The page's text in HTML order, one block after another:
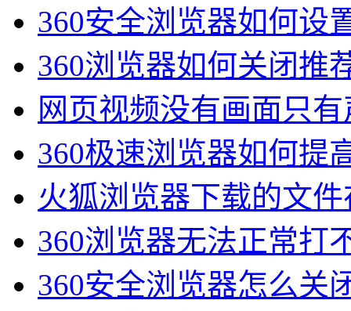
360安全浏览器如何设
360浏览器如何关闭推
网页视频没有画面只
360极速浏览器如何提
火狐浏览器下载的文
360浏览器无法正常打
360安全浏览器怎么关